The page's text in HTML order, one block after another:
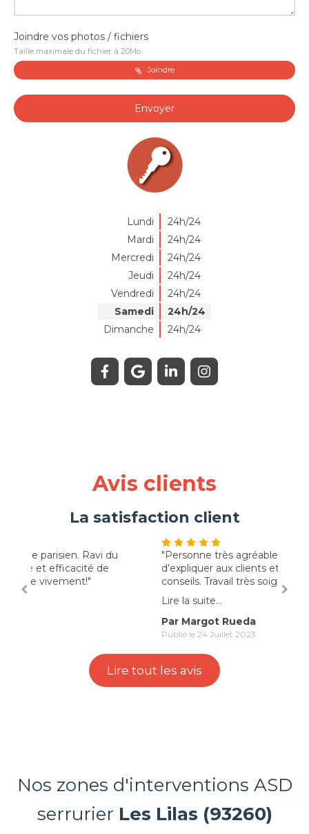
Joindre vos photos / fichiers
Taille maximale du fichier à 20Mo
Joindre
Envoyer
Lundi
24h/24
Mardi
24h/24
Mercredi
24h/24
Jeudi
24h/24
Vendredi
24h/24
Samedi
24h/24
Dimanche
24h/24
Avis clients
La satisfaction client
"Personne très agréable. Il prend le temps
d’expliquer aux clients et donne d’excellent
conseils. Travail très soigné. Merci pour tous"
Lire
Lire tout les avis
Nos zones d'interventions ASD
serrurier Les Lilas (93260)